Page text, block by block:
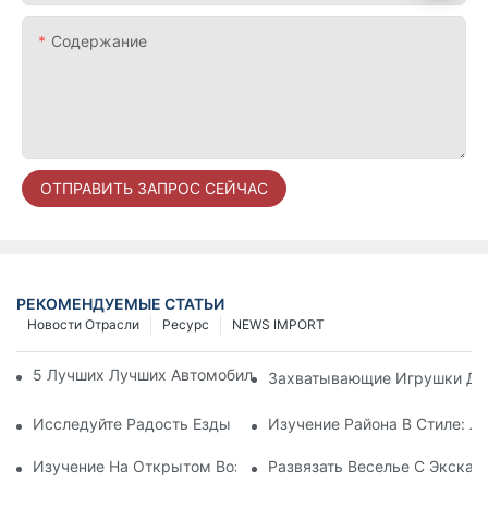
Содержание
ОТПРАВИТЬ ЗАПРОС СЕЙЧАС
РЕКОМЕНДУЕМЫЕ СТАТЬИ
NEWS IMPORT
Ресурс
Новости Отрасли
5 Лучших Лучших Автомобилей Для Малышей Для
Захватывающие Игрушки
Исследуйте Радость Езды С Ногой На ПолИзучение Района В Стиле:
Изучение На Открытом Воздухе С Помощью Автомобиля С
Развязать Веселье С